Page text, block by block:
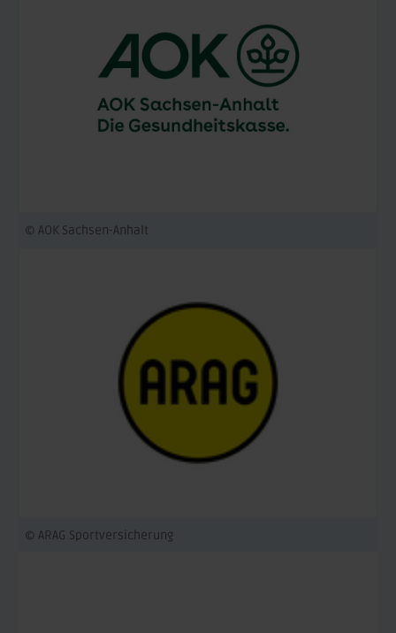
© AOK Sachsen-Anhalt
© ARAG Sportversicherung